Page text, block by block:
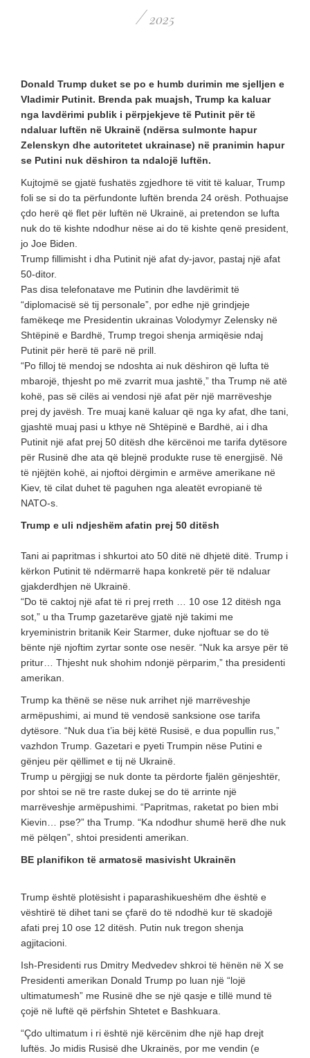
/ 2025
Donald Trump duket se po e humb durimin me sjelljen e
Vladimir Putinit. Brenda pak muajsh, Trump ka kaluar
nga lavdërimi publik i përpjekjeve të Putinit për të
ndaluar luftën në Ukrainë (ndërsa sulmonte hapur
Zelenskyn dhe autoritetet ukrainase) në pranimin hapur
se Putini nuk dëshiron ta ndalojë luftën.
Kujtojmë se gjatë fushatës zgjedhore të vitit të kaluar, Trump
foli se si do ta përfundonte luftën brenda 24 orësh. Pothuajse
çdo herë që flet për luftën në Ukrainë, ai pretendon se lufta
nuk do të kishte ndodhur nëse ai do të kishte qenë president,
jo Joe Biden.
Trump fillimisht i dha Putinit një afat dy-javor, pastaj një afat
50-ditor.
Pas disa telefonatave me Putinin dhe lavdërimit të
“diplomacisë së tij personale”, por edhe një grindjeje
famëkeqe me Presidentin ukrainas Volodymyr Zelensky në
Shtëpinë e Bardhë, Trump tregoi shenja armiqësie ndaj
Putinit për herë të parë në prill.
“Po filloj të mendoj se ndoshta ai nuk dëshiron që lufta të
mbarojë, thjesht po më zvarrit mua jashtë,” tha Trump në atë
kohë, pas së cilës ai vendosi një afat për një marrëveshje
prej dy javësh. Tre muaj kanë kaluar që nga ky afat, dhe tani,
gjashtë muaj pasi u kthye në Shtëpinë e Bardhë, ai i dha
Putinit një afat prej 50 ditësh dhe kërcënoi me tarifa dytësore
për Rusinë dhe ata që blejnë produkte ruse të energjisë. Në
të njëjtën kohë, ai njoftoi dërgimin e armëve amerikane në
Kiev, të cilat duhet të paguhen nga aleatët evropianë të
NATO-s.
Trump e uli ndjeshëm afatin prej 50 ditësh
Tani ai papritmas i shkurtoi ato 50 ditë në dhjetë ditë. Trump i
kërkon Putinit të ndërmarrë hapa konkretë për të ndaluar
gjakderdhjen në Ukrainë.
“Do të caktoj një afat të ri prej rreth … 10 ose 12 ditësh nga
sot,” u tha Trump gazetarëve gjatë një takimi me
kryeministrin britanik Keir Starmer, duke njoftuar se do të
bënte një njoftim zyrtar sonte ose nesër. “Nuk ka arsye për të
pritur… Thjesht nuk shohim ndonjë përparim,” tha presidenti
amerikan.
Trump ka thënë se nëse nuk arrihet një marrëveshje
armëpushimi, ai mund të vendosë sanksione ose tarifa
dytësore. “Nuk dua t’ia bëj këtë Rusisë, e dua popullin rus,”
vazhdon Trump. Gazetari e pyeti Trumpin nëse Putini e
gënjeu për qëllimet e tij në Ukrainë.
Trump u përgjigj se nuk donte ta përdorte fjalën gënjeshtër,
por shtoi se në tre raste dukej se do të arrinte një
marrëveshje armëpushimi. “Papritmas, raketat po bien mbi
Kievin… pse?” tha Trump. “Ka ndodhur shumë herë dhe nuk
më pëlqen”, shtoi presidenti amerikan.
BE planifikon të armatosë masivisht Ukrainën
Trump është plotësisht i paparashikueshëm dhe është e
vështirë të dihet tani se çfarë do të ndodhë kur të skadojë
afati prej 10 ose 12 ditësh. Putin nuk tregon shenja
agjitacioni.
Ish-Presidenti rus Dmitry Medvedev shkroi të hënën në X se
Presidenti amerikan Donald Trump po luan një “lojë
ultimatumesh” me Rusinë dhe se një qasje e tillë mund të
çojë në luftë që përfshin Shtetet e Bashkuara.
“Çdo ultimatum i ri është një kërcënim dhe një hap drejt
luftës. Jo midis Rusisë dhe Ukrainës, por me vendin (e